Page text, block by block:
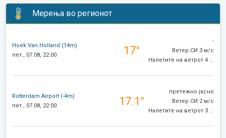
Мерења во регионот
Hoek Van Holland (14m)
пет., 07.08, 22:00
17°
-
Ветер СИ 3 м/с
Rotterdam Airport (-4m)
пет., 07.08, 22:00
17.1°
претежно јасно
Ветер СИ 2 м/с